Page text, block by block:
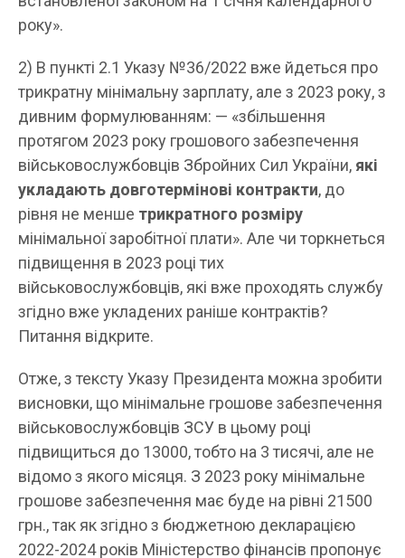
року».
2) В пункті 2.1 Указу №36/2022 вже йдеться про
трикратну мінімальну зарплату, але з 2023 року, з
дивним формулюванням: — «збільшення
протягом 2023 року грошового забезпечення
військовослужбовців Збройних Сил України, які
укладають довготермінові контракти, до
рівня не менше трикратного розміру
мінімальної заробітної плати». Але чи торкнеться
підвищення в 2023 році тих
військовослужбовців, які вже проходять службу
згідно вже укладених раніше контрактів?
Питання відкрите.
Отже, з тексту Указу Президента можна зробити
висновки, що мінімальне грошове забезпечення
військовослужбовців ЗСУ в цьому році
підвищиться до 13000, тобто на 3 тисячі, але не
відомо з якого місяця. З 2023 року мінімальне
грошове забезпечення має буде на рівні 21500
грн., так як згідно з бюджетною декларацією
2022-2024 років Міністерство фінансів пропонує